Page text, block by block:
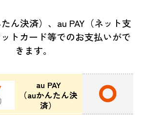
ん決済）、au PAY（ネット支
トカード等でのお支払いがで
きます。
au PAY
（auかんたん決
済）